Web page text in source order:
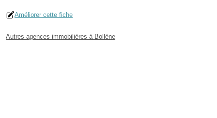
Améliorer cette fiche
Autres agences immobilières à Bollène